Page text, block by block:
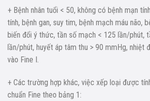
+ Bệnh nhân tuổi < 50, không có bệnh mạn
tính, bệnh gan, suy tim, bệnh mạch máu não,
biến đổi ý thức, tần số mạch < 125 lần/phút,
lần/phút, huyết áp tâm thu > 90 mmHg, nhiệt
vào Fine I.
+ Các trường hợp khác, việc xếp loại được
chuẩn Fine theo bảng 1: